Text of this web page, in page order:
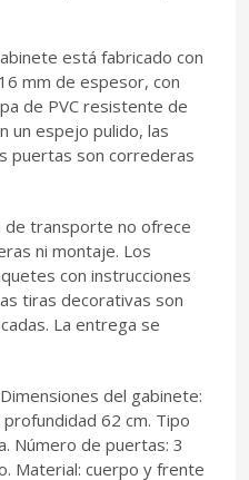
está fabricado con
mm de espesor, con
de PVC resistente de
un espejo pulido, las
puertas son correderas
de transporte no ofrece
ni montaje. Los
con instrucciones
tiras decorativas son
La entrega se
Dimensiones del gabinete:
62 cm. Tipo
Número de puertas: 3
Material: cuerpo y frente